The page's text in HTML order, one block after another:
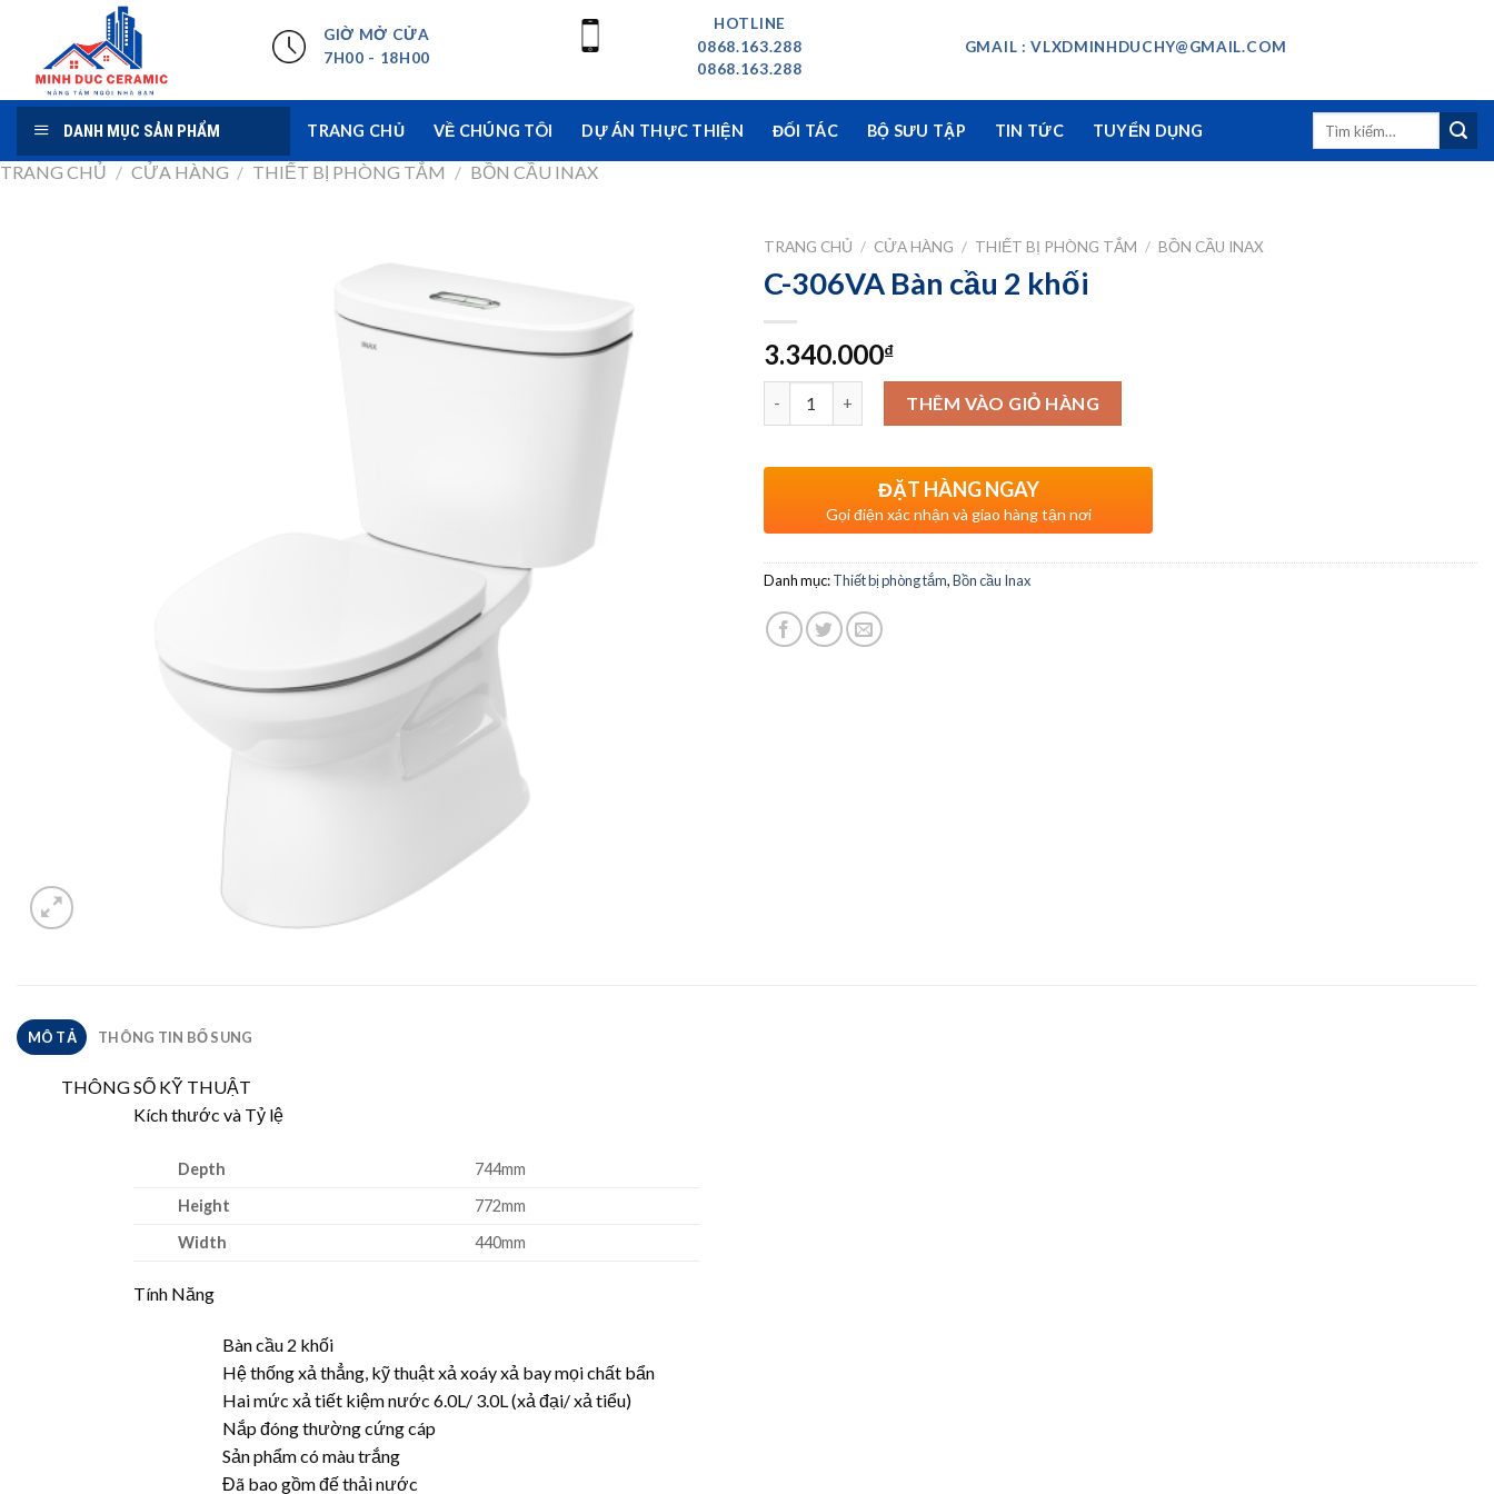
content
GIỜ MỞ CỬA
7H00 - 18H00
HOTLINE
0868.163.288
0868.163.288
GMAIL : VLXDMINHDUCHY@GMAIL.COM
DANH MỤC SẢN PHẨM TRANG CHỦ VỀ CHÚNG TÔI DỰ ÁN THỰC THIỆN ĐỐI TÁC BỘ SƯU TẬP TIN TỨC TUYỂN DỤNG
TRANG CHỦ / CỬA HÀNG / THIẾT BỊ PHÒNG TẮM / BỒN CẦU INAX
TRANG CHỦ / CỬA HÀNG / THIẾT BỊ PHÒNG TẮM / BỒN CẦU INAX
C-306VA Bàn cầu 2 khối
3.340.000₫
THÊM VÀO GIỎ HÀNG
ĐẶT HÀNG NGAY
Gọi điện xác nhận và giao hàng tận nơi
Danh mục:Thiết bị phòng tắm,Bồn cầu Inax
MÔ TẢ THÔNG TIN BỔ SUNG
THÔNG SỐ KỸ THUẬT
Kích thước và Tỷ lệ
Depth
744mm
Height
772mm
Width
440mm
Tính Năng
Bàn cầu 2 khối
Hệ thống xả thẳng, kỹ thuật xả xoáy xả bay mọi chất bẩn
Hai mức xả tiết kiệm nước 6.0L/ 3.0L (xả đại/ xả tiểu)
Nắp đóng thường cứng cáp
Sản phẩm có màu trắng
Đã bao gồm đế thải nước